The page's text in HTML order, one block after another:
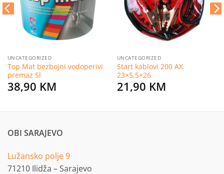
UNCATEGORIZED
Top Mat bezbojni vodoperivi
premaz 5l
38,90 KM
UNCATEGORIZED
Start kablovi 200 AX
23×5,5×26
21,90 KM
OBI SARAJEVO
Lužansko polje 9
71210 Ilidža – Sarajevo